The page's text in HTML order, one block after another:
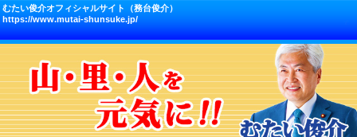
むたい俊介オフィシャルサイト（務台俊介）
https://www.mutai-shunsuke.jp/